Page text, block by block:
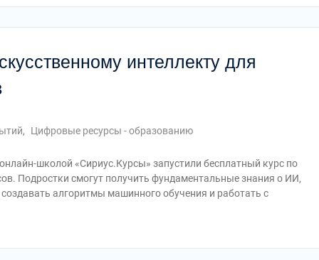
интеллекту для
, Цифровые ресурсы - образованию
школой «Сириус.Курсы» запустили бесплатный курс по
Подростки смогут получить фундаментальные знания о ИИ,
алгоритмы машинного обучения и работать с